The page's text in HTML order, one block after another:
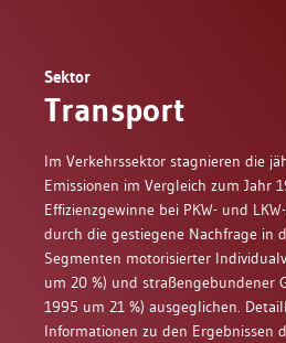
Sektor
Transport
Im Verkehrssektor stagnieren die
Emissionen im Vergleich zum Jahr
Effizienzgewinne bei PKW- und
durch die gestiegene Nachfrage in
Segmenten motorisierter
um 20 %) und straßengebundener
1995 um 21 %) ausgeglichen.
Informationen zu den Ergebnissen